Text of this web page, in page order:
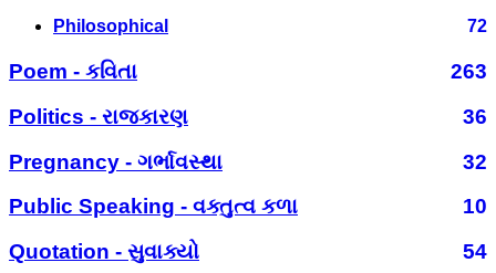
Philosophical 72
Poem - કવિતા
263
Politics - રાજકારણ
36
Pregnancy - ગર્ભાવસ્થા
32
Public Speaking - વક્તુત્વ કળા
10
Quotation - સુવાક્યો
54